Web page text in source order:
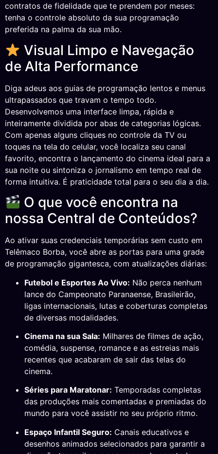
contratos de fidelidade que te prendem por meses:
tenha o controle absoluto da sua programação
preferida na palma da sua mão.
Visual Limpo e Navegação
de Alta Performance
Diga adeus aos guias de programação lentos e menus
ultrapassados que travam o tempo todo.
Desenvolvemos uma interface limpa, rápida e
inteiramente dividida por abas de categorias lógicas.
Com apenas alguns cliques no controle da TV ou
toques na tela do celular, você localiza seu canal
favorito, encontra o lançamento do cinema ideal para a
sua noite ou sintoniza o jornalismo em tempo real de
forma intuitiva. É praticidade total para o seu dia a dia.
O que você encontra na
nossa Central de Conteúdos?
Ao ativar suas credenciais temporárias sem custo em
Telêmaco Borba, você abre as portas para uma grade
de programação gigantesca, com atualizações diárias:
Futebol e Esportes Ao Vivo: Não perca nenhum
lance do Campeonato Paranaense, Brasileirão,
ligas internacionais, lutas e coberturas completas
de diversas modalidades.
Cinema na sua Sala: Milhares de filmes de ação,
comédia, suspense, romance e as estreias mais
recentes que acabaram de sair das telas do
cinema.
Séries para Maratonar: Temporadas completas
das produções mais comentadas e premiadas do
mundo para você assistir no seu próprio ritmo.
Espaço Infantil Seguro: Canais educativos e
desenhos animados selecionados para garantir a